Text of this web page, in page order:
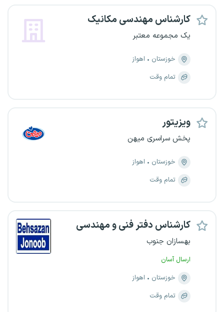
کارشناس مهندسی مکانیک
یک مجموعه معتبر
خوزستان
اهواز
تمام وقت
ویزیتور
پخش سراسری میهن
خوزستان
اهواز
تمام وقت
کارشناس دفتر فنی و مهندسی
بهسازان جنوب
ارسال آسان
خوزستان
اهواز
تمام وقت